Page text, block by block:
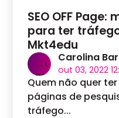
SEO OFF
para ter
Mkt4edu
Carolina
out 03, 2022
Quem não quer
páginas de
tráfego...